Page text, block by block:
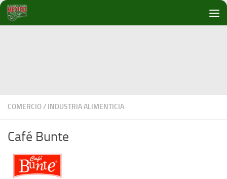
Debajo del contenido
COMERCIO/ INDUSTRIA ALIMENTICIA
Café Bunte